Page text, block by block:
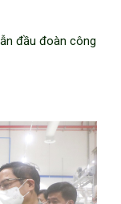
đầu đoàn công